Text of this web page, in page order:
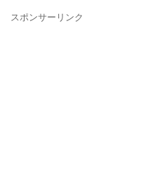
スポンサーリンク